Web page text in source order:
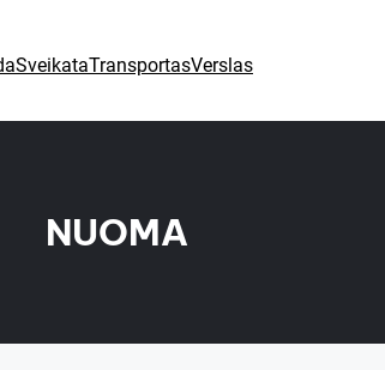
SveikataTransportasVerslas
NUOMA